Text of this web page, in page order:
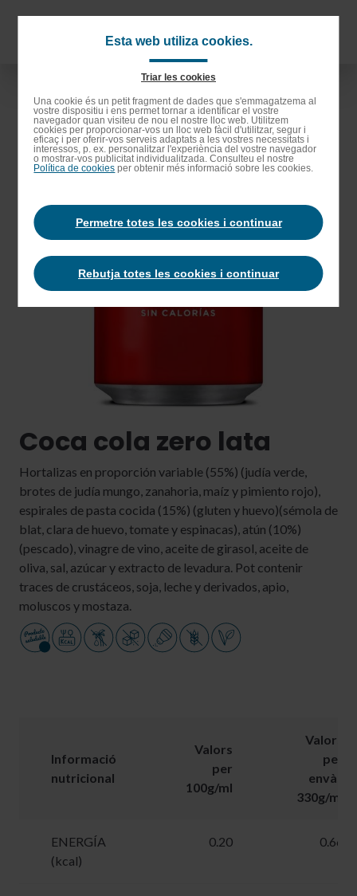
Coca cola zero lata
Hortalizas en proporción variable (55%) (judía verde,
brotes de judía mungo, zanahoria, maíz y pimiento rojo),
espirales de pasta cocida (15%) (gluten y huevo)(sémola de
blat, clara de huevo, tomate y espinacas), atún (10%)
(pescado), vinagre de vino, aceite de girasol, aceite de
oliva, sal, azúcar y extracto de levadura. Pot contenir
traces de crustáceos, soja, leche y derivados, apio,
moluscos y mostaza.
Informació
nutricional
Valors
per
100g/ml
Valors
per
envàs
330g/ml
ENERGÍA
(kcal)
0.20 0.66
Esta web utiliza cookies.
Triar les cookies
Una cookie és un petit fragment de dades que s'emmagatzema al
vostre dispositiu i ens permet tornar a identificar el vostre
navegador quan visiteu de nou el nostre lloc web. Utilitzem
cookies per proporcionar-vos un lloc web fàcil d'utilitzar, segur i
eficaç i per oferir-vos serveis adaptats a les vostres necessitats i
interessos, p. ex. personalitzar l'experiència del vostre navegador
o mostrar-vos publicitat individualitzada. Consulteu el nostre
Política de cookies per obtenir més informació sobre les cookies.
Permetre totes les cookies i continuar
Rebutja totes les cookies i continuar